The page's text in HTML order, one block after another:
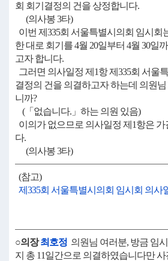
회 회기결정의 건을 상정합니다.
(의사봉 3타)
이번 제335회 서울특별시의회 임시회
한 대로 회기를 4월 20일부터 4월 30일
고자 합니다.
그러면 의사일정 제1항 제335회 서울
결정의 건을 의결하고자 하는데 의원
니까?
(「없습니다.」하는 의원 있음)
이의가 없으므로 의사일정 제1항은 가
다.
(의사봉 3타)
(참고)
제335회 서울특별시의회 임시회 의사
○의장최호정 의원님 여러분, 방금 임
지 총 11일간으로 의결하였습니다만